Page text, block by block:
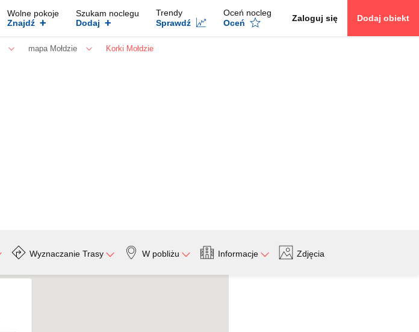
Wolne pokoje
Znajdź +
Szukam noclegu
Dodaj +
Trendy
Sprawdź
Oceń nocleg
Oceń
Zaloguj się Dodaj obiekt
mapa Mołdzie Korki Mołdzie
Wyznaczanie Trasy W pobliżu Informacje Zdjęcia